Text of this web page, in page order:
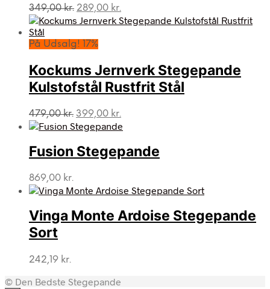
349,00kr. Den
oprindelige
var:
289,00 kr.
aktuelle
På Udsalg! 17%
Kockums Jernverk Stegepande
Kulstofstål Rustfrit Stål
479,00kr. Den
oprindelige
var:
479,00 kr..
399,00 kr.
aktuelle
er:
399,00 kr..
Fusion Stegepande
869,00 kr.
Vinga Monte Ardoise Stegepande
Sort
242,19 kr.
© Den Bedste Stegepande